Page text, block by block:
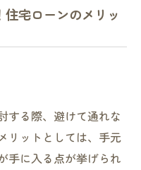
宅ローンのメリッ
する際、避けて通れな
リットとしては、手元
手に入る点が挙げられ